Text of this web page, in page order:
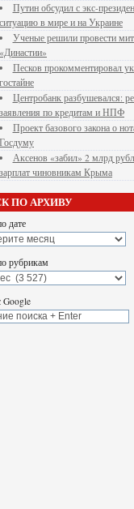
Путин обсудил с экс-
ситуацию в мире и на Украине
Ученые решили провести
«Династии»
Песков прокомментировал
гостайне
Центробанк разбушевался:
заявления по кредитам и НПФ
Проект базового закона о
Госдуму
Аксенов «забил» 2 млрд
зарплат чиновникам Крыма
ПО АРХИВУ
дате
рубрикам
Google